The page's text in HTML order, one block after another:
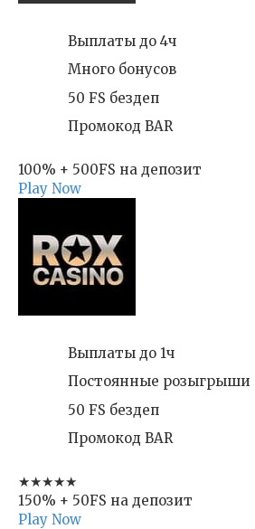
Выплаты до 4ч
Много бонусов
50 FS бездеп
Промокод BAR
100% + 500FS на депозит
Play Now
Выплаты до 1ч
Постоянные розыгрыши
50 FS бездеп
Промокод BAR
★★★★★
150% + 50FS на депозит
Play Now